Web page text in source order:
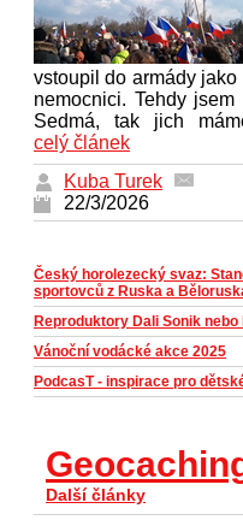
vstoupil do armády
nemocnici. Tehdy
Sedmá, tak jich
celý článek
Kuba Turek
22/3/2026
Český horolezecký svaz:
sportovců z Ruska a
Reproduktory Dali Sonik nebo
Vánoční vodácké akce 2025
PodcasT - inspirace pro
Další články